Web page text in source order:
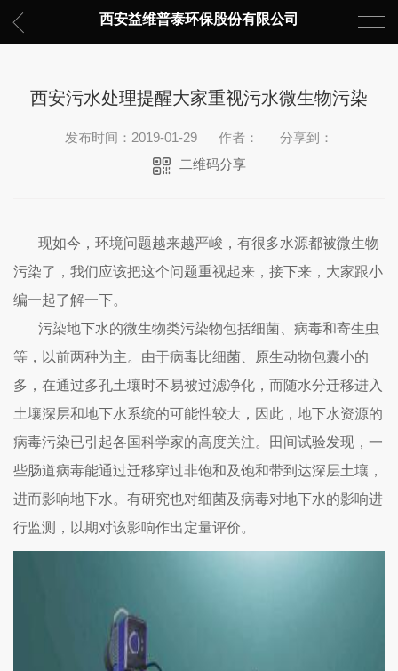
西安益维普泰环保股份有限公司
西安污水处理提醒大家重视污水微生物污染
发布时间：2019-01-29 作者：
分享到：
二维码分享
现如今，环境问题越来越严峻，有很多水源都被微生物
污染了，我们应该把这个问题重视起来，接下来，大家跟小
编一起了解一下。
污染地下水的微生物类污染物包括细菌、病毒和寄生虫
等，以前两种为主。由于病毒比细菌、原生动物包囊小的
多，在通过多孔土壤时不易被过滤净化，而随水分迁移进入
土壤深层和地下水系统的可能性较大，因此，地下水资源的
病毒污染已引起各国科学家的高度关注。田间试验发现，一
些肠道病毒能通过迁移穿过非饱和及饱和带到达深层土壤，
进而影响地下水。有研究也对细菌及病毒对地下水的影响进
行监测，以期对该影响作出定量评价。